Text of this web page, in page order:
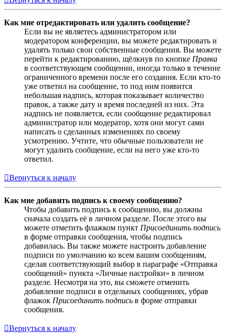
Как мне отредактировать или удалить сообщение?
Если вы не являетесь администратором или
модератором конференции, вы можете редактировать и
удалять только свои собственные сообщения. Вы можете
перейти к редактированию, щёлкнув по кнопке Правка
в соответствующем сообщении, иногда только в течение
ограниченного времени после его создания. Если кто-то
уже ответил на сообщение, то под ним появится
небольшая надпись, которая показывает количество
правок, а также дату и время последней из них. Эта
надпись не появляется, если сообщение редактировал
администратор или модератор, хотя они могут сами
написать о сделанных изменениях по своему
усмотрению. Учтите, что обычные пользователи не
могут удалить сообщение, если на него уже кто-то
ответил.
Вернуться к началу
Как мне добавить подпись к своему сообщению?
Чтобы добавить подпись к сообщению, вы должны
сначала создать её в личном разделе. После этого вы
можете отметить флажком пункт Присоединить подпись
в форме отправки сообщения, чтобы подпись
добавилась. Вы также можете настроить добавление
подписи по умолчанию ко всем вашим сообщениям,
сделав соответствующий выбор в параграфе «Отправка
сообщений» пункта «Личные настройки» в личном
разделе. Несмотря на это, вы сможете отменить
добавление подписи в отдельных сообщениях, убрав
флажок Присоединить подпись в форме отправки
сообщения.
Вернуться к началу